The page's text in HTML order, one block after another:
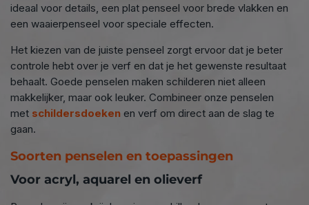
ideaal voor details, een plat penseel voor brede vlakken en
een waaierpenseel voor speciale effecten.
Het kiezen van de juiste penseel zorgt ervoor dat je beter
controle hebt over je verf en dat je het gewenste resultaat
behaalt. Goede penselen maken schilderen niet alleen
makkelijker, maar ook leuker. Combineer onze penselen
met schildersdoeken en verf om direct aan de slag te
gaan.
Soorten penselen en toepassingen
Voor acryl, aquarel en olieverf
connect